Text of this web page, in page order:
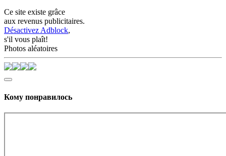
Ce site existe grâce
aux revenus publicitaires.
Désactivez Adblock,
s'il vous plaît!
Photos aléatoires
Кому понравилось